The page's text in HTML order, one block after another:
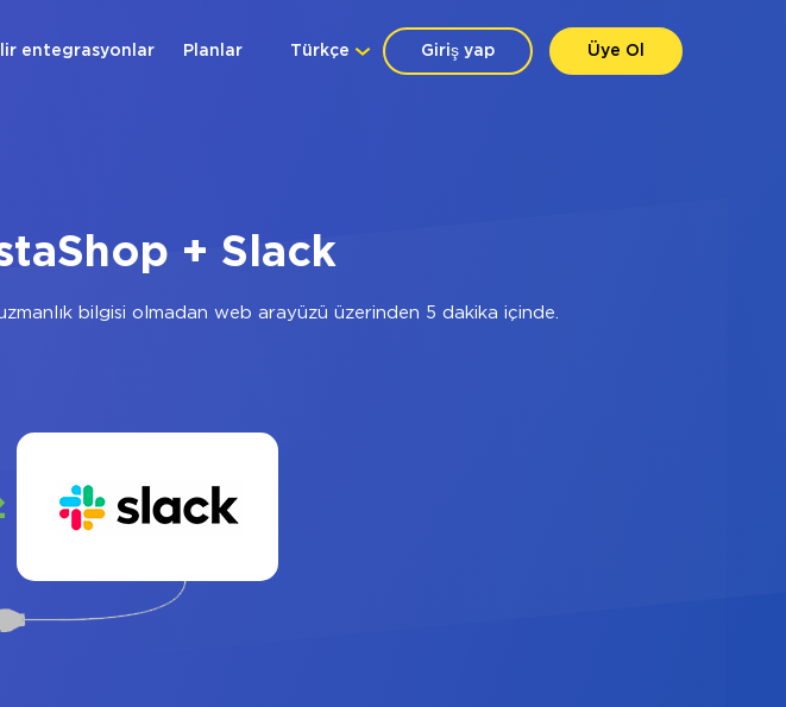
Giriş yap Üye Ol
Türkçe
entegrasyonlar Planlar
+ Slack
bilgisi olmadan web arayüzü üzerinden 5 dakika içinde.